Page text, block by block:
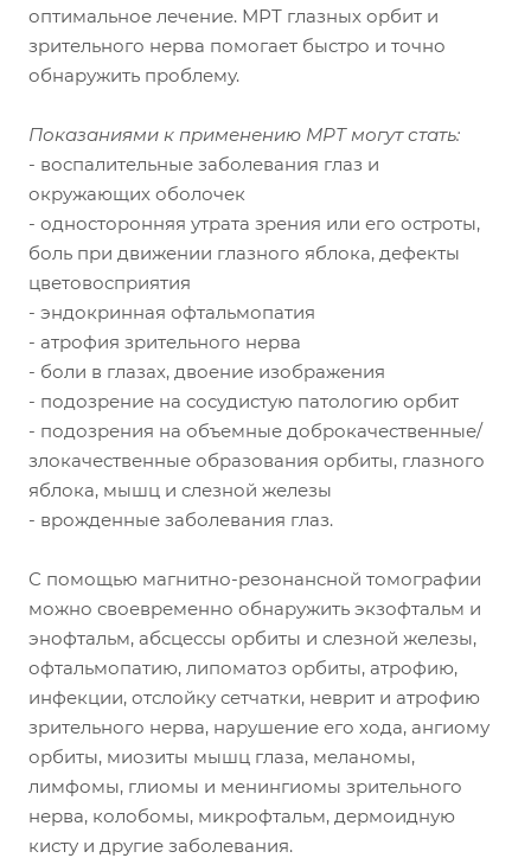
оптимальное лечение. МРТ глазных орбит и
зрительного нерва помогает быстро и точно
обнаружить проблему.
Показаниями к применению МРТ могут стать:
- воспалительные заболевания глаз и
окружающих оболочек
- односторонняя утрата зрения или его остроты,
боль при движении глазного яблока, дефекты
цветовосприятия
- эндокринная офтальмопатия
- атрофия зрительного нерва
- боли в глазах, двоение изображения
- подозрение на сосудистую патологию орбит
- подозрения на объемные доброкачественные/
злокачественные образования орбиты, глазного
яблока, мышц и слезной железы
- врожденные заболевания глаз.
С помощью магнитно-резонансной томографии
можно своевременно обнаружить экзофтальм и
энофтальм, абсцессы орбиты и слезной железы,
офтальмопатию, липоматоз орбиты, атрофию,
инфекции, отслойку сетчатки, неврит и атрофию
зрительного нерва, нарушение его хода, ангиому
орбиты, миозиты мышц глаза, меланомы,
лимфомы, глиомы и менингиомы зрительного
нерва, колобомы, микрофтальм, дермоидную
кисту и другие заболевания.